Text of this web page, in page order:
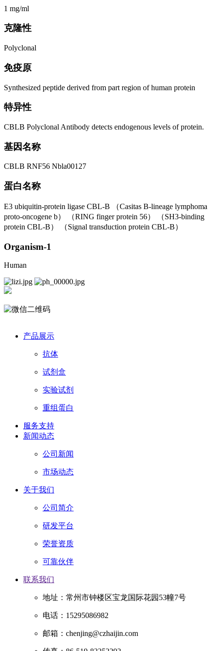
1 mg/ml
克隆性
Polyclonal
免疫原
Synthesized peptide derived from part region of human protein
特异性
CBLB Polyclonal Antibody detects endogenous levels of protein.
基因名称
CBLB RNF56 Nbla00127
蛋白名称
E3 ubiquitin-protein ligase CBL-B （Casitas B-lineage lymphoma
proto-oncogene b） （RING finger protein 56） （SH3-binding
protein CBL-B） （Signal transduction protein CBL-B）
Organism-1
Human
产品展示
抗体
试剂盒
实验试剂
重组蛋白
服务支持
新闻动态
公司新闻
市场动态
关于我们
公司简介
研发平台
荣誉资质
可靠伙伴
联系我们
地址：常州市钟楼区宝龙国际花园53幢7号
电话：15295086982
邮箱：chenjing@czhaijin.com